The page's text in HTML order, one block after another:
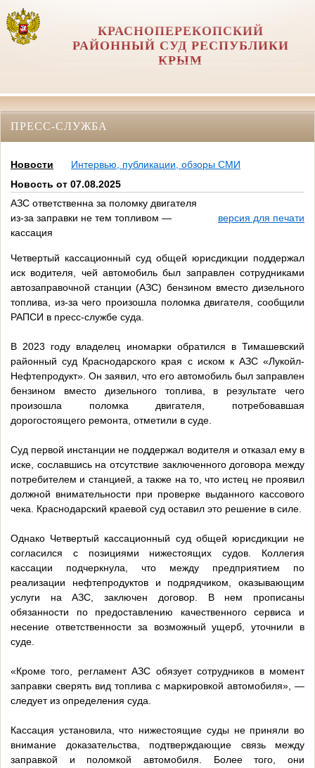
КРАСНОПЕРЕКОПСКИЙ
РАЙОННЫЙ СУД РЕСПУБЛИКИ
КРЫМ
ПРЕСС-СЛУЖБА
Новости
Интервью, публикации, обзоры СМИ
Новость от 07.08.2025
АЗС ответственна за поломку двигателя
из-за заправки не тем топливом —
кассация
версия для печати
Четвертый кассационный суд общей юрисдикции поддержал
иск водителя, чей автомобиль был заправлен сотрудниками
автозаправочной станции (АЗС) бензином вместо дизельного
топлива, из-за чего произошла поломка двигателя, сообщили
РАПСИ в пресс-службе суда.
В 2023 году владелец иномарки обратился в Тимашевский
районный суд Краснодарского края с иском к АЗС «Лукойл-
Нефтепродукт». Он заявил, что его автомобиль был заправлен
бензином вместо дизельного топлива, в результате чего
произошла поломка двигателя, потребовавшая
дорогостоящего ремонта, отметили в суде.
Суд первой инстанции не поддержал водителя и отказал ему в
иске, сославшись на отсутствие заключенного договора между
потребителем и станцией, а также на то, что истец не проявил
должной внимательности при проверке выданного кассового
чека. Краснодарский краевой суд оставил это решение в силе.
Однако Четвертый кассационный суд общей юрисдикции не
согласился с позициями нижестоящих судов. Коллегия
кассации подчеркнула, что между предприятием по
реализации нефтепродуктов и подрядчиком, оказывающим
услуги на АЗС, заключен договор. В нем прописаны
обязанности по предоставлению качественного сервиса и
несение ответственности за возможный ущерб, уточнили в
суде.
«Кроме того, регламент АЗС обязует сотрудников в момент
заправки сверять вид топлива с маркировкой автомобиля», —
следует из определения суда.
Кассация установила, что нижестоящие суды не приняли во
внимание доказательства, подтверждающие связь между
заправкой и поломкой автомобиля. Более того, они